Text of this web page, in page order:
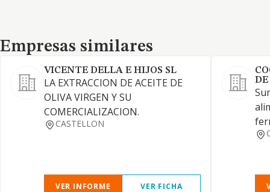
Empresas similares
Empresas similares
VICENTE DELLA E HIJOS SL
LA EXTRACCION DE ACEITE DE
OLIVA VIRGEN Y SU
COMERCIALIZACION.
CASTELLON
VER INFORME VER FICHA